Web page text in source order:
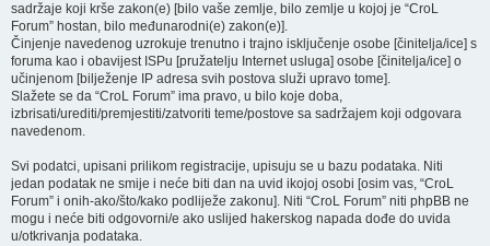
sadržaje koji krše zakon(e) [bilo vaše zemlje, bilo zemlje u kojoj je “CroL
Forum” hostan, bilo međunarodni(e) zakon(e)].
Činjenje navedenog uzrokuje trenutno i trajno isključenje osobe [činitelja/ice] s
foruma kao i obavijest ISPu [pružatelju Internet usluga] osobe [činitelja/ice] o
učinjenom [bilježenje IP adresa svih postova služi upravo tome].
Slažete se da “CroL Forum” ima pravo, u bilo koje doba,
izbrisati/urediti/premjestiti/zatvoriti teme/postove sa sadržajem koji odgovara
navedenom.
Svi podatci, upisani prilikom registracije, upisuju se u bazu podataka. Niti
jedan podatak ne smije i neće biti dan na uvid ikojoj osobi [osim vas, “CroL
Forum” i onih-ako/što/kako podliježe zakonu]. Niti “CroL Forum” niti phpBB ne
mogu i neće biti odgovorni/e ako uslijed hakerskog napada dođe do uvida
u/otkrivanja podataka.